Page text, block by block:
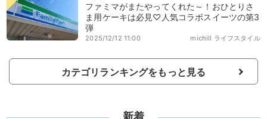
ファミマがまたやってくれた～！おひとりさ
ま用ケーキは必見♡人気コラボスイーツの第3
弾
michill ライフスタイル
2025/12/12 11:00
カテゴリランキングをもっと見る
新着